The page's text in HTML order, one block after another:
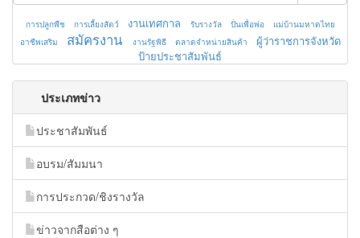
การปลูกพืช การเลี้ยงสัตว์ งานเทศกาล รับรางวัล ปั่นเพื่อพ่อ
แม่บ้านมหาดไทย
อาชีพเสริม
สมัครงาน งานรัฐพิธี ตลาดจำหน่ายสินค้า
ผู้ว่าราชการจังหวัด
ป้ายประชาสัมพันธ์
ประเภทข่าว
ประชาสัมพันธ์
อบรม/สัมมนา
การประกวด/ชิงรางวัล
ข่าวจากสือต่าง ๆ